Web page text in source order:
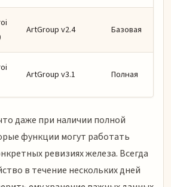
ArtGroup v2.4 Базовая
ArtGroup v3.1 Полная
даже при наличии полной
функции могут работать
ревизиях железа. Всегда
в течение нескольких дней